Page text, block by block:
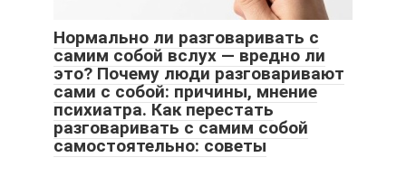
Нормально ли разговаривать с
самим собой вслух — вредно ли
это? Почему люди разговаривают
сами с собой: причины, мнение
психиатра. Как перестать
разговаривать с самим собой
самостоятельно: советы